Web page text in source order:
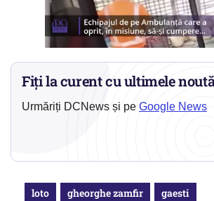
Fiți la curent cu ultimele
Urmăriți DCNews și pe Google News
loto gheorghe zamfir gaesti